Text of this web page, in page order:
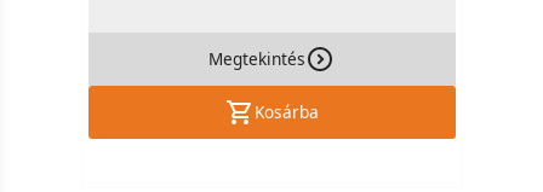
Megtekintés
Kosárba